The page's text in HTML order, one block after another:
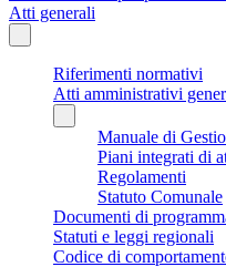
Atti generali
Riferimenti normativi
Atti amministrativi
Manuale di
Piani integrati di
Regolamenti
Statuto Comunale
Documenti di
Statuti e leggi regionali
Codice di